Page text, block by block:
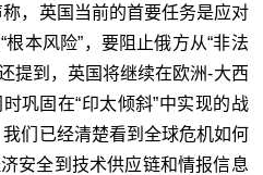
，英国当前的首要任务是应对
本风险”，要阻止俄方从“非法
提到，英国将继续在欧洲-大西
巩固在“印太倾斜”中实现的战
们已经清楚看到全球危机如何
安全到技术供应链和情报信息